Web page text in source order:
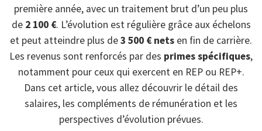
première année, avec un traitement brut d’un peu plus
de 2 100 €. L’évolution est régulière grâce aux échelons
et peut atteindre plus de3 500 € nets en fin de carrière.
Les revenus sont renforcés par des primes spécifiques,
notamment pour ceux qui exercent en REP ou REP+.
Dans cet article, vous allez découvrir le détail des
salaires, les compléments de rémunération et les
perspectives d’évolution prévues.